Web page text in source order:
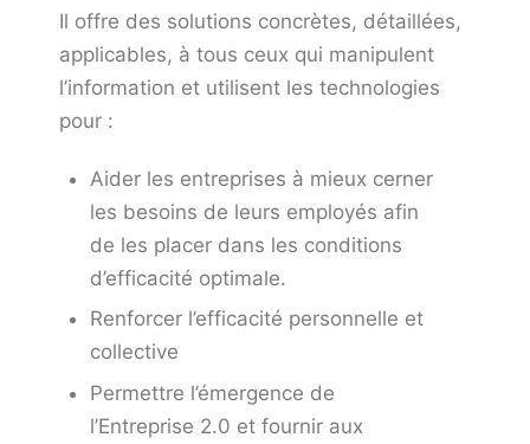
Il offre des solutions concrètes, détaillées,
applicables, à tous ceux qui manipulent
l’information et utilisent les technologies
pour :
Aider les entreprises à mieux cerner
les besoins de leurs employés afin
de les placer dans les conditions
d’efficacité optimale.
Renforcer l’efficacité personnelle et
collective
Permettre l’émergence de
l’Entreprise 2.0 et fournir aux